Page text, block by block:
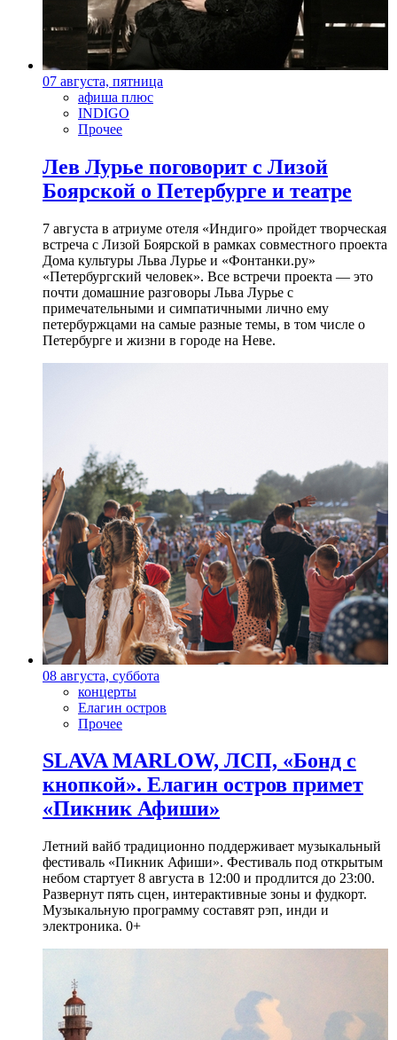
07 августа, пятница
афиша плюс
INDIGO
Прочее
Лев Лурье поговорит с Лизой
Боярской о Петербурге и театре
7 августа в атриуме отеля «Индиго» пройдет творческая
встреча с Лизой Боярской в рамках совместного проекта
Дома культуры Льва Лурье и «Фонтанки.ру»
«Петербургский человек». Все встречи проекта — это
почти домашние разговоры Льва Лурье с
примечательными и симпатичными лично ему
петербуржцами на самые разные темы, в том числе о
Петербурге и жизни в городе на Неве.
08 августа, суббота
концерты
Елагин остров
Прочее
SLAVA MARLOW, ЛСП, «Бонд с
кнопкой». Елагин остров примет
«Пикник Афиши»
Летний вайб традиционно поддерживает музыкальный
фестиваль «Пикник Афиши». Фестиваль под открытым
небом стартует 8 августа в 12:00 и продлится до 23:00.
Развернут пять сцен, интерактивные зоны и фудкорт.
Музыкальную программу составят рэп, инди и
электроника. 0+